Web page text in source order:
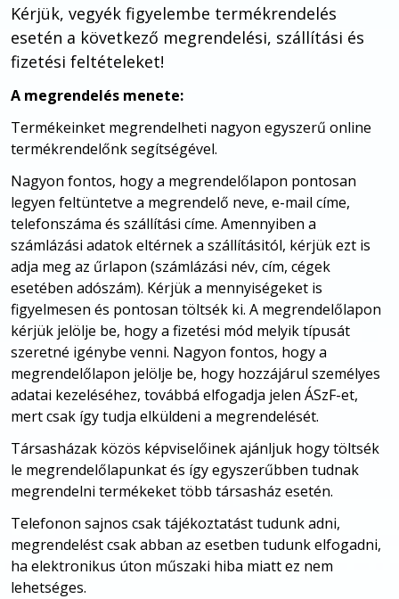
Kérjük, vegyék figyelembe termékrendelés
esetén a következő megrendelési, szállítási és
fizetési feltételeket!
A megrendelés menete:
Termékeinket megrendelheti nagyon egyszerű online
termékrendelőnk segítségével.
Nagyon fontos, hogy a megrendelőlapon pontosan
legyen feltüntetve a megrendelő neve, e-mail címe,
telefonszáma és szállítási címe. Amennyiben a
számlázási adatok eltérnek a szállításitól, kérjük ezt is
adja meg az űrlapon (számlázási név, cím, cégek
esetében adószám). Kérjük a mennyiségeket is
figyelmesen és pontosan töltsék ki. A megrendelőlapon
kérjük jelölje be, hogy a fizetési mód melyik típusát
szeretné igénybe venni. Nagyon fontos, hogy a
megrendelőlapon jelölje be, hogy hozzájárul személyes
adatai kezeléséhez, továbbá elfogadja jelen ÁSzF-et,
mert csak így tudja elküldeni a megrendelését.
Társasházak közös képviselőinek ajánljuk hogy töltsék
le megrendelőlapunkat és így egyszerűbben tudnak
megrendelni termékeket több társasház esetén.
Telefonon sajnos csak tájékoztatást tudunk adni,
megrendelést csak abban az esetben tudunk elfogadni,
ha elektronikus úton műszaki hiba miatt ez nem
lehetséges.